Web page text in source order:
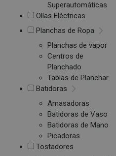
Superautomáticas
Ollas Eléctricas
Planchas de Ropa
Planchas de vapor
Centros de
Planchado
Tablas de Planchar
Batidoras
Amasadoras
Batidoras de Vaso
Batidoras de Mano
Picadoras
Tostadores